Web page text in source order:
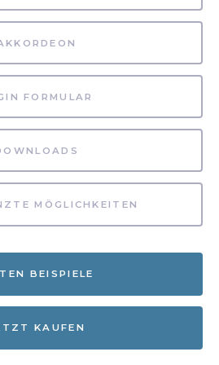
FORMULAR
MÖGLICHKEITEN
BEISPIELE
KAUFEN